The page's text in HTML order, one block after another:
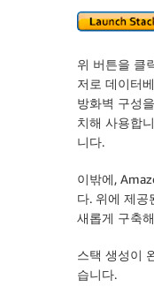
위 버튼을 클
저로 데이터
방화벽 구성
치해 사용합
니다.
이밖에,
다. 위에 제공
새롭게 구축
스택 생성이
습니다.